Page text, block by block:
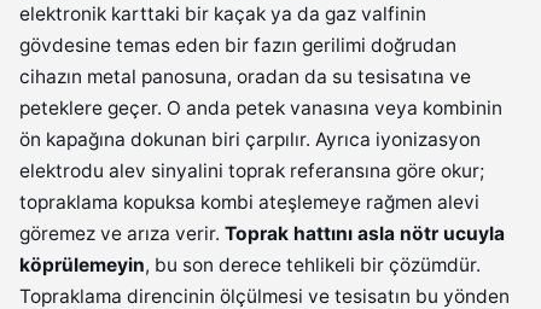
elektronik karttaki bir kaçak ya da gaz valfinin
gövdesine temas eden bir fazın gerilimi doğrudan
cihazın metal panosuna, oradan da su tesisatına ve
peteklere geçer. O anda petek vanasına veya kombinin
ön kapağına dokunan biri çarpılır. Ayrıca iyonizasyon
elektrodu alev sinyalini toprak referansına göre okur;
topraklama kopuksa kombi ateşlemeye rağmen alevi
göremez ve arıza verir. Toprak hattını asla nötr ucuyla
köprülemeyin, bu son derece tehlikeli bir çözümdür.
Topraklama direncinin ölçülmesi ve tesisatın bu yönden